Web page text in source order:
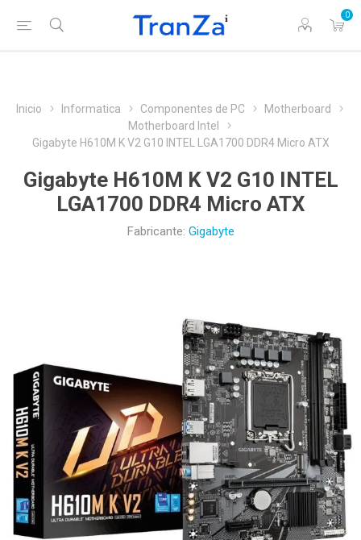
0
Inicio Informatica Componentes de PC
Motherboard
Motherboard Intel
Gigabyte H610M K V2 G10 INTEL LGA1700 DDR4 Micro ATX
Gigabyte H610M K V2 G10 INTEL
LGA1700 DDR4 Micro ATX
Fabricante: Gigabyte